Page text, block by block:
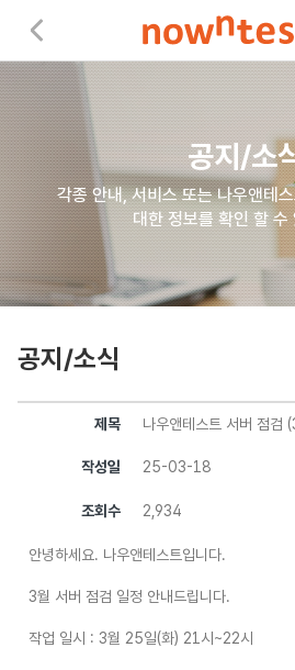
공지/소
각종 안내, 서비스 또는 나우앤테
대한 정보를 확인 할 수
공지/소식
제목 나우앤테스트 서버 점
작성일 25-03-18
조회수 2,934
안녕하세요. 나우앤테스트입니다.
3월 서버 점검 일정 안내드립니다.
작업 일시 : 3월 25일(화) 21시~22시